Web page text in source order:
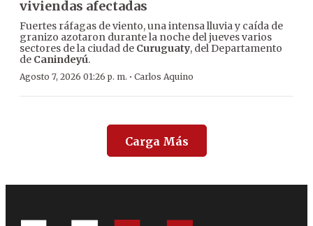
viviendas afectadas
Fuertes ráfagas de viento, una intensa lluvia y caída de
granizo azotaron durante la noche del jueves varios
sectores de la ciudad de Curuguaty, del Departamento
de Canindeyú.
Agosto 7, 2026 01:26 p. m. · Carlos Aquino
Carga Más